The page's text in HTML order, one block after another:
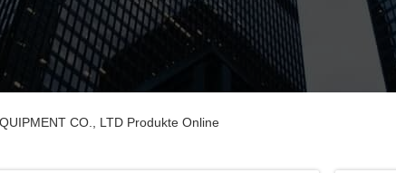
CO., LTD Produkte Online